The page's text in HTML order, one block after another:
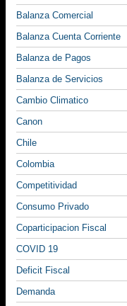
Balanza Comercial
Balanza Cuenta Corriente
Balanza de Pagos
Balanza de Servicios
Cambio Climatico
Canon
Chile
Colombia
Competitividad
Consumo Privado
Coparticipacion Fiscal
COVID 19
Deficit Fiscal
Demanda